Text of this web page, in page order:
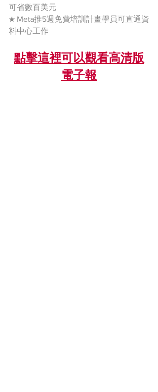
可省數百美元
★ Meta推5週免費培訓計畫學員可直通資
料中心工作
點擊這裡可以觀看高清版
電子報